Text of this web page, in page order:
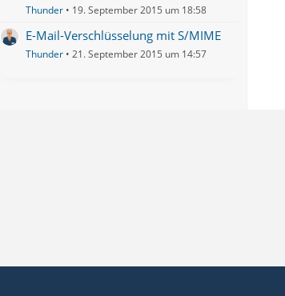
Thunder 19. September 2015 um 18:58
E-Mail-Verschlüsselung mit S/MIME
Thunder 21. September 2015 um 14:57